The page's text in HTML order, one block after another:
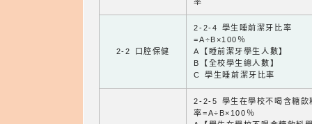
2-2 口腔保健
2-2-4 學生睡前潔牙比率
=A÷B×100％
A【睡前潔牙學生人數】
B【全校學生總人數】
C 學生睡前潔牙比率
2-2-5 學生在學校不喝含糖飲
率=A÷B×100％